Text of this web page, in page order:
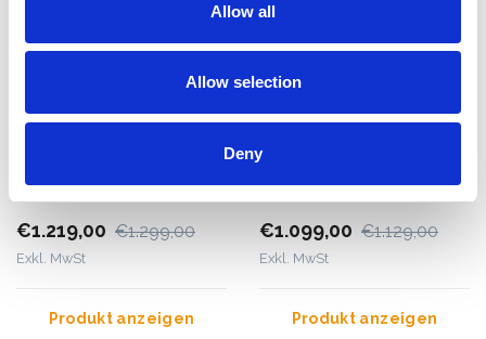
Allow all
Allow selection
Deny
450 Plattenheber
€1.219,00 €1.299,00
Exkl. MwSt
Produkt anzeigen
Mondelin Levpano Combi
€1.099,00 €1.129,00
Exkl. MwSt
Produkt anzeigen